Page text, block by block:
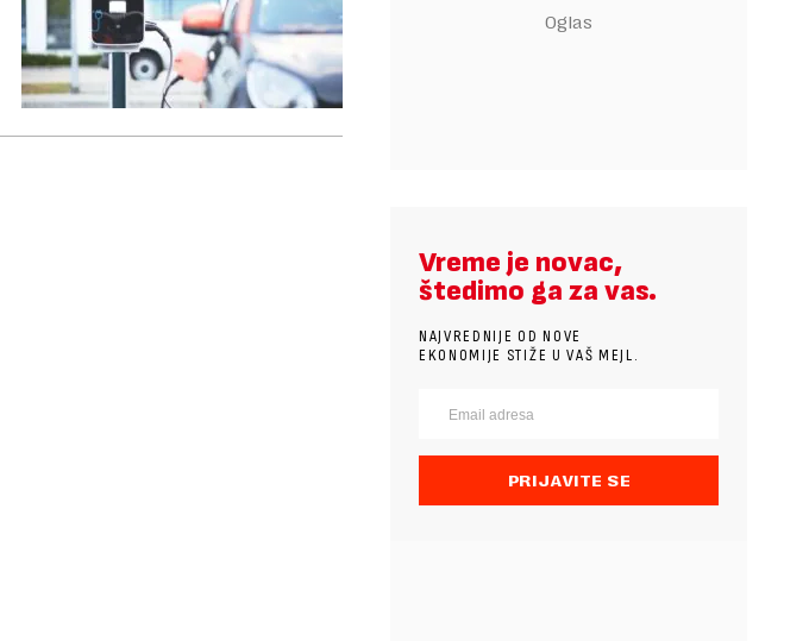
Vreme je novac,
štedimo ga za vas.
NAJVREDNIJE OD NOVE
EKONOMIJE STIŽE U VAŠ MEJL.
PRIJAVITE SE